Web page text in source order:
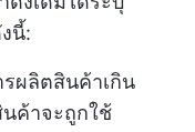
นี้:
ผลิตสินค้าเกิน
ค้าจะถูกใช้